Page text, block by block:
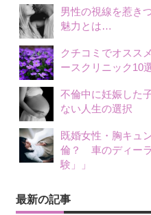
男性の視線を惹き
魅力とは…
クチコミでオスス
ースクリニック10
不倫中に妊娠した
ない人生の選択
既婚女性・胸キュ
倫？ 車のディー
験」」
最新の記事